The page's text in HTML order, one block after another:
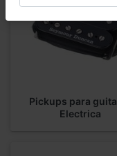
Pickups para
Electrica